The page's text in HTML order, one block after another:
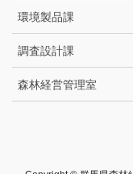
環境製品課
調査設計課
森林経営管理室